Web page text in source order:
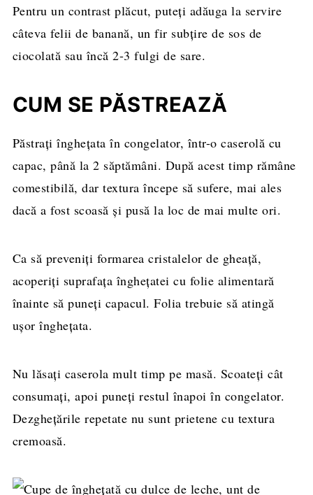
Pentru un contrast plăcut, puteți adăuga la servire
câteva felii de banană, un fir subțire de sos de
ciocolată sau încă 2-3 fulgi de sare.
CUM SE PĂSTREAZĂ
Păstrați înghețata în congelator, într-o caserolă cu
capac, până la 2 săptămâni. După acest timp rămâne
comestibilă, dar textura începe să sufere, mai ales
dacă a fost scoasă și pusă la loc de mai multe ori.
Ca să preveniți formarea cristalelor de gheață,
acoperiți suprafața înghețatei cu folie alimentară
înainte să puneți capacul. Folia trebuie să atingă
ușor înghețata.
Nu lăsați caserola mult timp pe masă. Scoateți cât
consumați, apoi puneți restul înapoi în congelator.
Dezghețările repetate nu sunt prietene cu textura
cremoasă.